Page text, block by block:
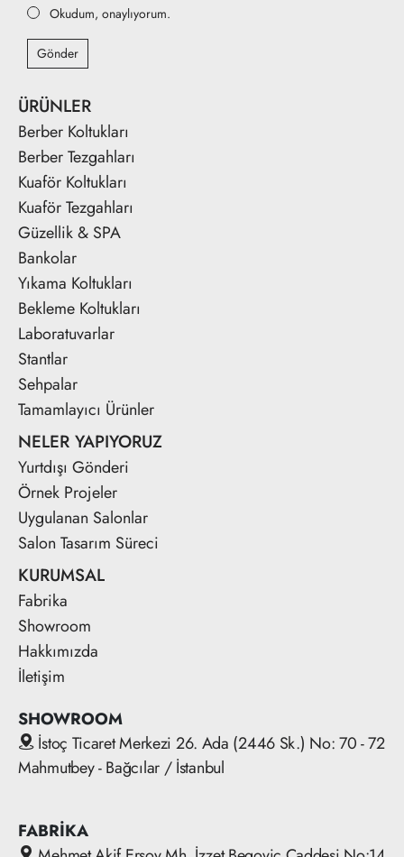
Okudum, onaylıyorum.
Gönder
ÜRÜNLER
Berber Koltukları
Berber Tezgahları
Kuaför Koltukları
Kuaför Tezgahları
Güzellik & SPA
Bankolar
Yıkama Koltukları
Bekleme Koltukları
Laboratuvarlar
Stantlar
Sehpalar
Tamamlayıcı Ürünler
NELER YAPIYORUZ
Yurtdışı Gönderi
Örnek Projeler
Uygulanan Salonlar
Salon Tasarım Süreci
KURUMSAL
Fabrika
Showroom
Hakkımızda
İletişim
SHOWROOM
İstoç Ticaret Merkezi 26. Ada (2446 Sk.) No: 70 - 72
Mahmutbey - Bağcılar / İstanbul
FABRİKA